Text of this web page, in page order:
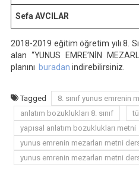
Sefa AVCILAR
2018-2019 eğitim öğretim yılı 8.
alan “YUNUS EMRE’NİN
planını buradan indirebilirsiniz.
Tagged
8. sınıf yunus emrenin
anlatım bozuklukları 8. sınıf
yapısal anlatım bozuklukları metni
yunus emrenin mezarları metni
yunus emrenin mezarları metni